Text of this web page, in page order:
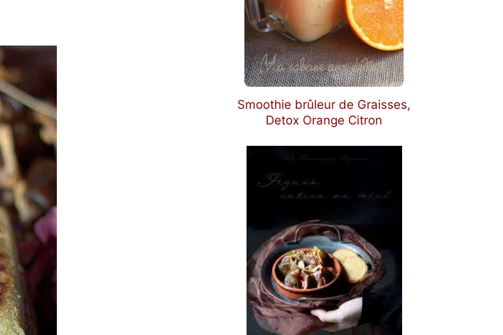
Smoothie brûleur de Graisses,
Detox Orange Citron